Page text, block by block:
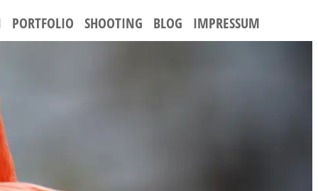
PORTFOLIO SHOOTING BLOG IMPRESSUM